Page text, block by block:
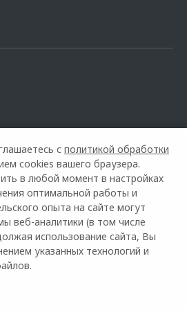
и не является публичной
+7 (343) 344-32-00
с политикой обработки
cookies вашего браузера.
в любой момент в настройках
оптимальной работы и
опыта на сайте могут
веб-аналитики (в том числе
использование сайта, Вы
указанных технологий и